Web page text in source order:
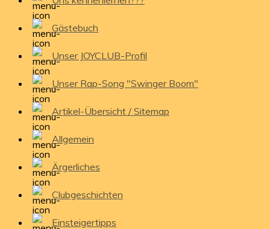
Gästebuch
Unser JOYCLUB-Profil
Unser Rap-Song "Swinger Boom"
Artikel-Übersicht / Sitemap
Allgemein
Ärgerliches
Clubgeschichten
Einsteigertipps